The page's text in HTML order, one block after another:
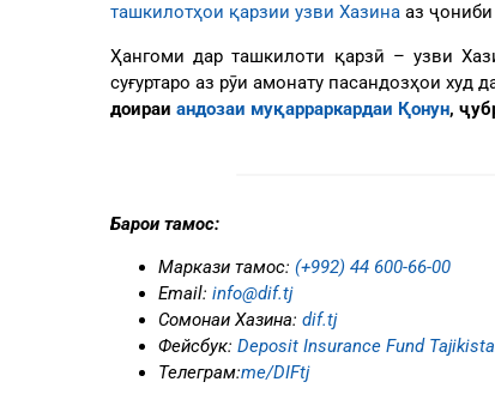
ташкилотҳои қарзии узви Хазина аз
Ҳангоми дар ташкилоти қарзӣ – узви
суғуртаро аз рӯи амонату пасандозҳои худ
доираи андозаи муқарраркардаи Қонун,
Барои тамос:
Маркази тамос: (+992) 44 600-66-00
Еmail: info@dif.tj
Сомонаи Хазина: dif.tj
Фейсбук: Deposit Insurance Fund
Телеграм:me/DIFtj